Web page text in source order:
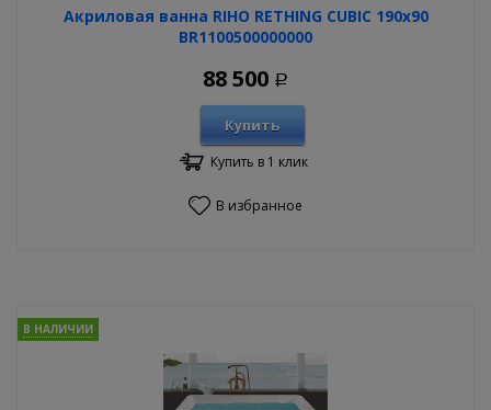
Акриловая ванна RIHO RETHING CUBIC 190x90
BR1100500000000
88 500 Р
Купить
Купить в 1 клик
В избранное
В НАЛИЧИИ